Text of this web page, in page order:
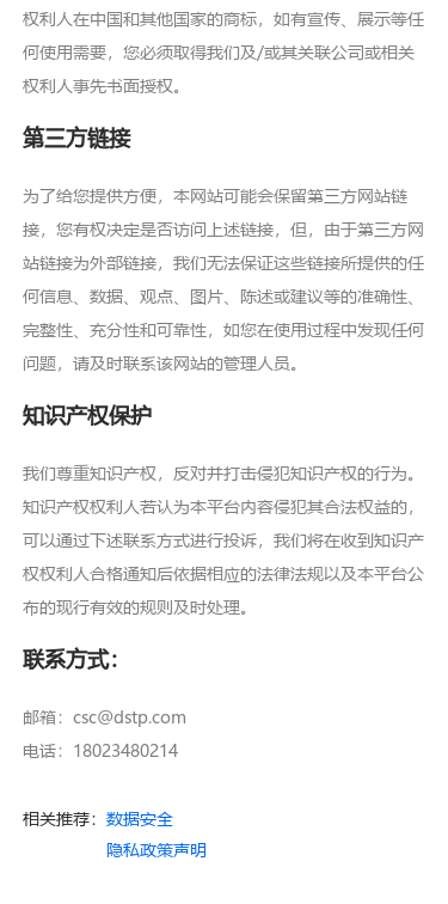
权利人在中国和其他国家的商标，如有宣传、展示等任
何使用需要，您必须取得我们及/或其关联公司或相关
权利人事先书面授权。
第三方链接
为了给您提供方便，本网站可能会保留第三方网站链
接，您有权决定是否访问上述链接，但，由于第三方网
站链接为外部链接，我们无法保证这些链接所提供的任
何信息、数据、观点、图片、陈述或建议等的准确性、
完整性、充分性和可靠性，如您在使用过程中发现任何
问题，请及时联系该网站的管理人员。
知识产权保护
我们尊重知识产权，反对并打击侵犯知识产权的行为。
知识产权权利人若认为本平台内容侵犯其合法权益的，
可以通过下述联系方式进行投诉，我们将在收到知识产
权权利人合格通知后依据相应的法律法规以及本平台公
布的现行有效的规则及时处理。
联系方式：
邮箱：csc@dstp.com
电话：18023480214
相关推荐： 数据安全
隐私政策声明